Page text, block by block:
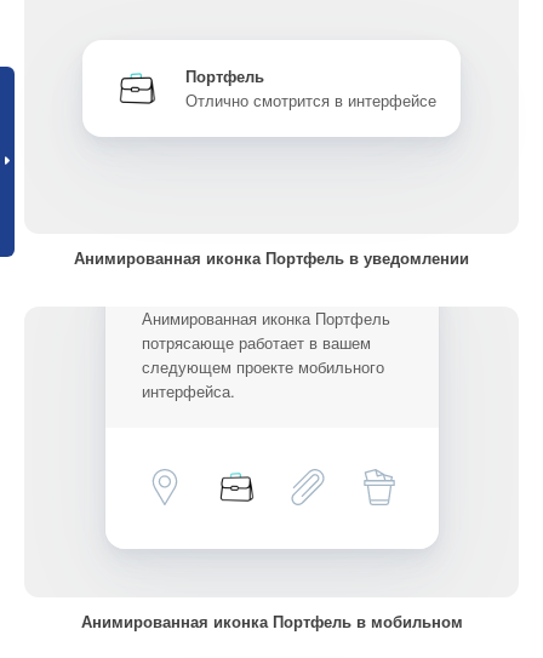
Портфель
Отлично смотрится в интерфейсе
Анимированная иконка Портфель в уведомлении
Анимированная иконка Портфель
потрясающе работает в вашем
следующем проекте мобильного
интерфейса.
Анимированная иконка Портфель в мобильном